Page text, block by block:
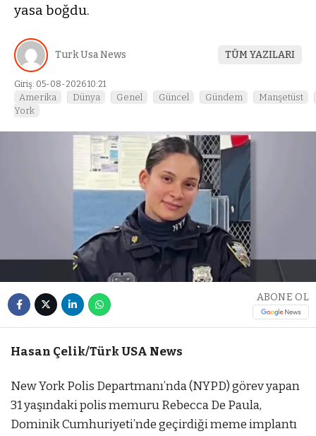
yasa boğdu.
Turk Usa News TÜM YAZILARI
Giriş: 05-08-2026 10:21
Amerika Dünya Genel Güncel Gündem
Manşetüst
York
ABONE OL
Hasan Çelik/Türk USA News
New York Polis Departmanı’nda (NYPD) görev yapan
31 yaşındaki polis memuru Rebecca De Paula,
Dominik Cumhuriyeti’nde geçirdiği meme implantı